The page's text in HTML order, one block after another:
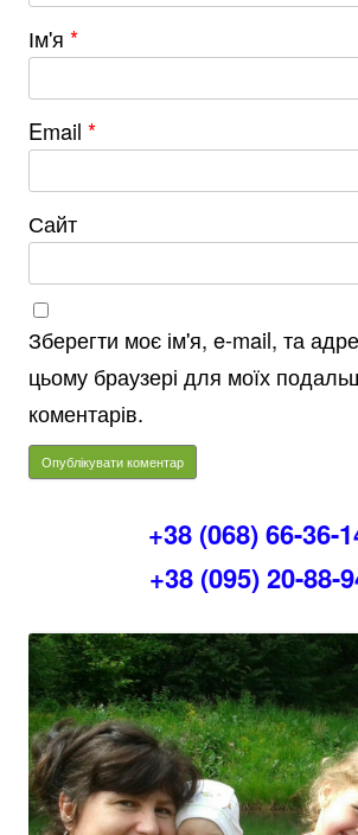
Ім'я *
Email *
Сайт
Зберегти моє ім'я, e-mail, та
цьому браузері для моїх
коментарів.
+38 (068) 66-36-
+38 (095) 20-88-